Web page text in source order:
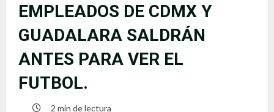
EMPLEADOS DE CDMX Y
GUADALARA SALDRÁN
ANTES PARA VER EL
FUTBOL.
2 min de lectura